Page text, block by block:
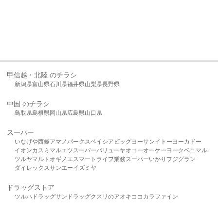
甲信越・北陸 のチラシ
新潟県富山県石川県福井県山梨県長野県
中国 のチラシ
鳥取県島根県岡山県広島県山口県
スーパー
いなげや西條アマノパークスベイシア ビッグヨーサンイトーヨーカドー
イオンカスミ マルエツスーパーバリューヤオコーオーケー ヨークベニマル
ツルヤマルト オギノ エスマート ライフ業務スーパーいかり フジグラン
ダイレックスサンエーイズミヤ
ドラッグストア
ツルハドラッグサンドラッグクスリのアオキ ココカラファイン